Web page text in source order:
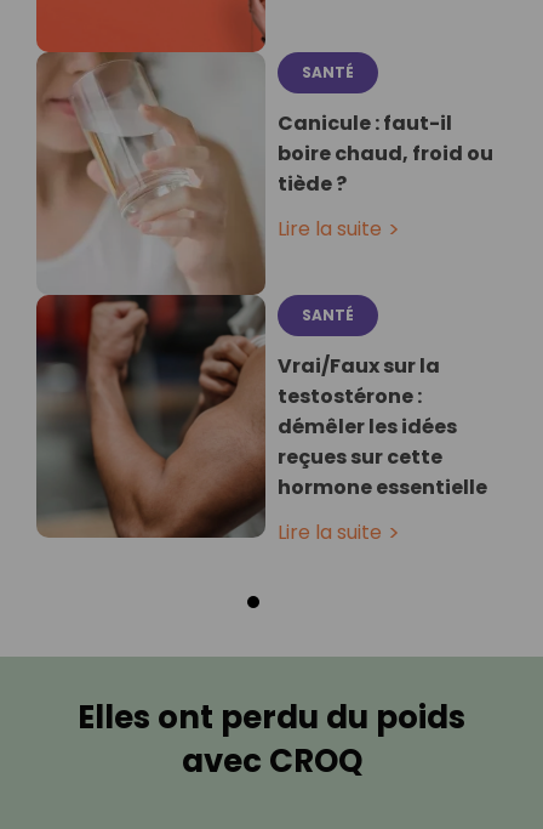
SANTÉ
Canicule : faut-il
boire chaud, froid ou
tiède ?
Lire la suite
SANTÉ
Vrai/Faux sur la
testostérone :
démêler les idées
reçues sur cette
hormone essentielle
Lire la suite
Elles ont perdu du poids
avec CROQ